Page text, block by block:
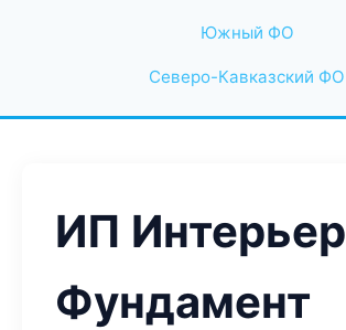
Южный ФО
Северо-Кавказский ФО
ИП Интерьер
Фундамент